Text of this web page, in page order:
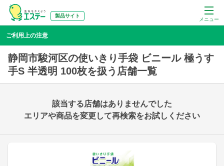
メニュー
製品サイト
ご利用上の注意
静岡市駿河区の使いきり手袋 ビニール 極うす
手S 半透明 100枚を扱う店舗一覧
該当する店舗はありませんでした
エリアや商品を変更して再検索をお試しください